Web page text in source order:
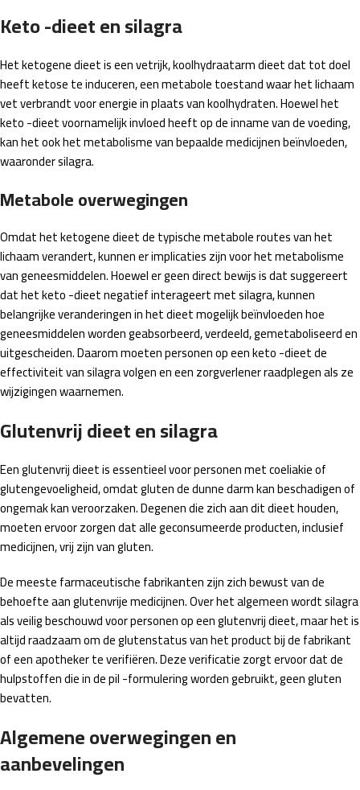
Keto -dieet en silagra
Het ketogene dieet is een vetrijk, koolhydraatarm dieet dat tot doel
heeft ketose te induceren, een metabole toestand waar het lichaam
vet verbrandt voor energie in plaats van koolhydraten. Hoewel het
keto -dieet voornamelijk invloed heeft op de inname van de voeding,
kan het ook het metabolisme van bepaalde medicijnen beïnvloeden,
waaronder silagra.
Metabole overwegingen
Omdat het ketogene dieet de typische metabole routes van het
lichaam verandert, kunnen er implicaties zijn voor het metabolisme
van geneesmiddelen. Hoewel er geen direct bewijs is dat suggereert
dat het keto -dieet negatief interageert met silagra, kunnen
belangrijke veranderingen in het dieet mogelijk beïnvloeden hoe
geneesmiddelen worden geabsorbeerd, verdeeld, gemetaboliseerd en
uitgescheiden. Daarom moeten personen op een keto -dieet de
effectiviteit van silagra volgen en een zorgverlener raadplegen als ze
wijzigingen waarnemen.
Glutenvrij dieet en silagra
Een glutenvrij dieet is essentieel voor personen met coeliakie of
glutengevoeligheid, omdat gluten de dunne darm kan beschadigen of
ongemak kan veroorzaken. Degenen die zich aan dit dieet houden,
moeten ervoor zorgen dat alle geconsumeerde producten, inclusief
medicijnen, vrij zijn van gluten.
De meeste farmaceutische fabrikanten zijn zich bewust van de
behoefte aan glutenvrije medicijnen. Over het algemeen wordt silagra
als veilig beschouwd voor personen op een glutenvrij dieet, maar het is
altijd raadzaam om de glutenstatus van het product bij de fabrikant
of een apotheker te verifiëren. Deze verificatie zorgt ervoor dat de
hulpstoffen die in de pil -formulering worden gebruikt, geen gluten
bevatten.
Algemene overwegingen en
aanbevelingen